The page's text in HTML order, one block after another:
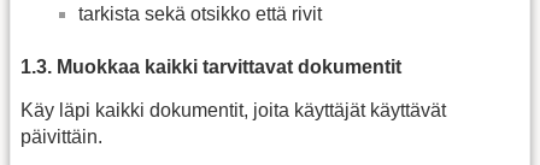
tarkista sekä otsikko että rivit
1.3. Muokkaa kaikki tarvittavat dokumentit
Käy läpi kaikki dokumentit, joita käyttäjät käyttävät
päivittäin.